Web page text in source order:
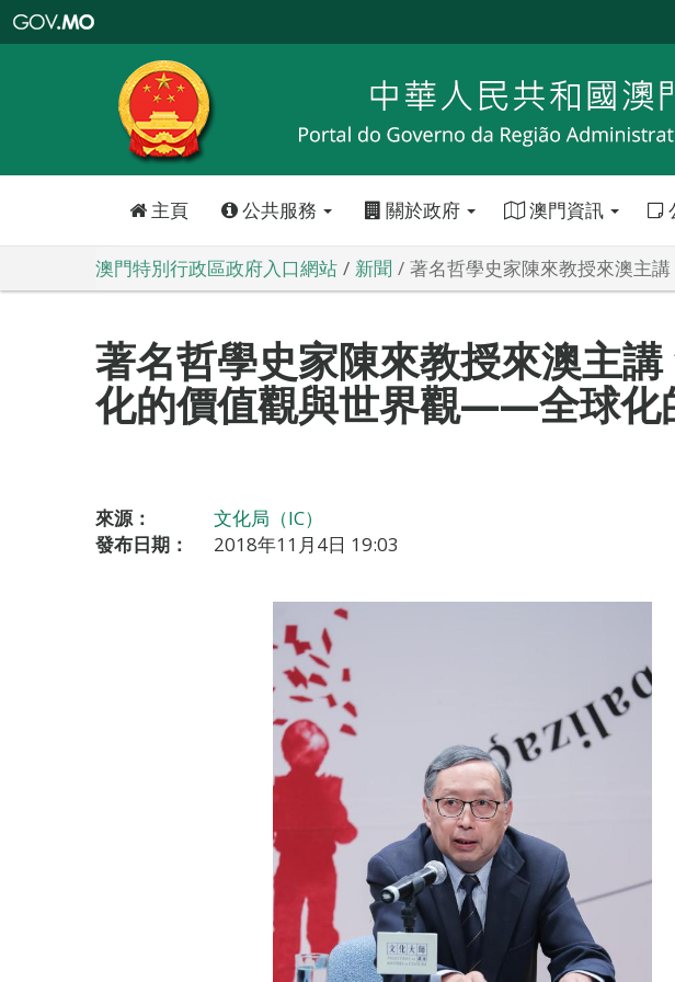
特
政
區
政
口
主頁 公共服務 關於政府 澳門資訊
澳門特別行政區政府入口網站 新聞 著名哲學史家陳來教授來澳主
著名哲學史家陳來教授來澳主講
化的價值觀與世界觀——全球化
來源：
文化局（IC）
發布日期：
2018年11月4日 19:03